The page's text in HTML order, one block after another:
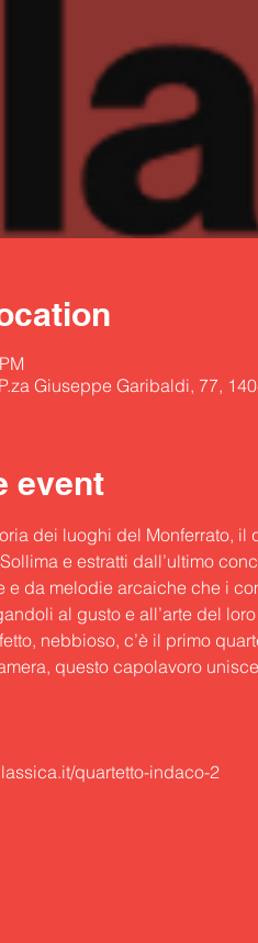
Giuseppe Garibaldi, 77,
event
dei luoghi del Monferrato,
e estratti dall’ultimo
e da melodie arcaiche che i
al gusto e all’arte del
nebbioso, c’è il primo
questo capolavoro
quartetto-indaco-2